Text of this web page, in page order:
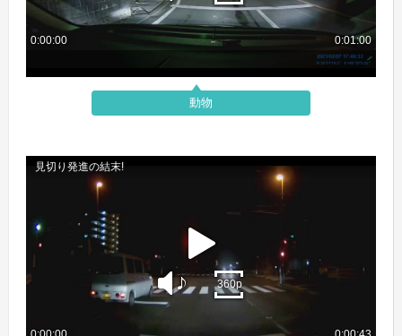
動物